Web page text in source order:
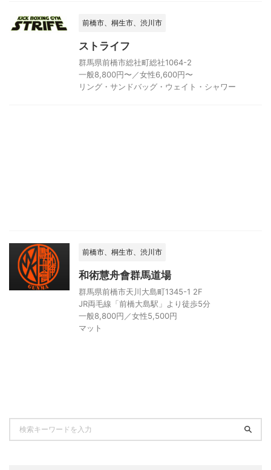
前橋市、桐生市、渋川市
ストライフ
群馬県前橋市総社町総社1064-2
一般8,800円〜／女性6,600円〜
リング・サンドバッグ・ウェイト・シャワー
前橋市、桐生市、渋川市
和術慧舟會群馬道場
群馬県前橋市天川大島町1345-1 2F
JR両毛線「前橋大島駅」より徒歩5分
一般8,800円／女性5,500円
マット